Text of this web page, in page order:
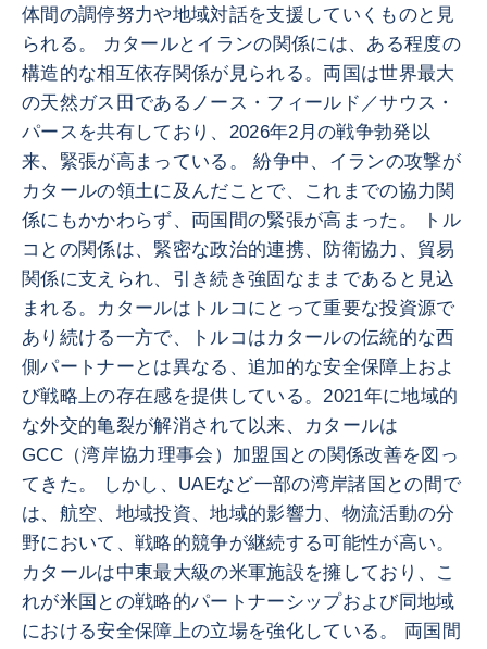
体間の調停努力や地域対話を支援していくものと見
られる。 カタールとイランの関係には、ある程度の
構造的な相互依存関係が見られる。両国は世界最大
の天然ガス田であるノース・フィールド／サウス・
パースを共有しており、2026年2月の戦争勃発以
来、緊張が高まっている。 紛争中、イランの攻撃が
カタールの領土に及んだことで、これまでの協力関
係にもかかわらず、両国間の緊張が高まった。 トル
コとの関係は、緊密な政治的連携、防衛協力、貿易
関係に支えられ、引き続き強固なままであると見込
まれる。カタールはトルコにとって重要な投資源で
あり続ける一方で、トルコはカタールの伝統的な西
側パートナーとは異なる、追加的な安全保障上およ
び戦略上の存在感を提供している。2021年に地域的
な外交的亀裂が解消されて以来、カタールは
GCC（湾岸協力理事会）加盟国との関係改善を図っ
てきた。 しかし、UAEなど一部の湾岸諸国との間で
は、航空、地域投資、地域的影響力、物流活動の分
野において、戦略的競争が継続する可能性が高い。
カタールは中東最大級の米軍施設を擁しており、こ
れが米国との戦略的パートナーシップおよび同地域
における安全保障上の立場を強化している。 両国間